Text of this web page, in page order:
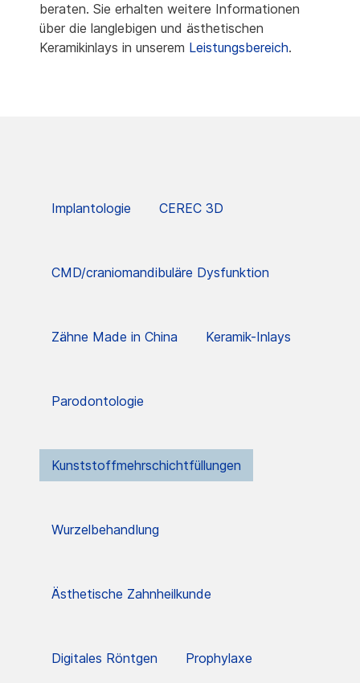
beraten. Sie erhalten weitere Informationen
über die langlebigen und ästhetischen
Keramikinlays in unserem Leistungsbereich.
Implantologie CEREC 3D
CMD/craniomandibuläre Dysfunktion
Zähne Made in China Keramik-Inlays
Parodontologie
Kunststoffmehrschichtfüllungen
Wurzelbehandlung
Ästhetische Zahnheilkunde
Digitales Röntgen Prophylaxe